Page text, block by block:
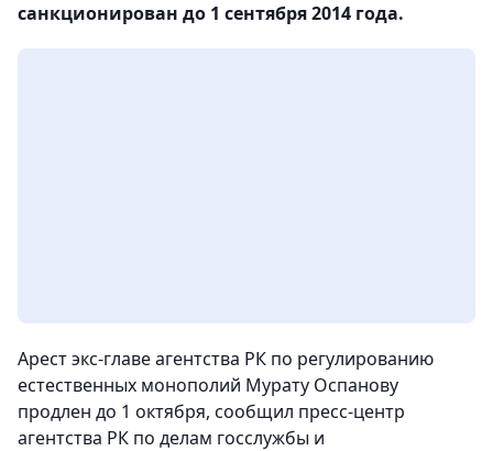
санкционирован до 1 сентября 2014 года.
Арест экс-главе агентства РК по регулированию
естественных монополий Мурату Оспанову
продлен до 1 октября, сообщил пресс-центр
агентства РК по делам госслужбы и